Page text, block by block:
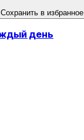
Сохранить в избранное
день